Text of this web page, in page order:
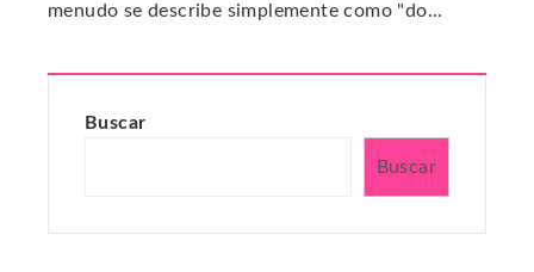
menudo se describe simplemente como "do...
Buscar
Buscar